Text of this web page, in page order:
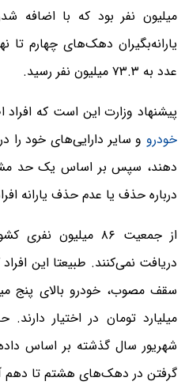
یارانه‌بگیران دهک‌های چهارم تا
عدد به ۷۳.۳ میلیون نفر رسید.
پیشنهاد وزارت این است که افراد
خودرو و سایر دارایی‌های خود را در
درباره حذف یا عدم حذف یارانه
دریافت نمی‌کنند. طبیعتا این
میلیارد تومان در اختیار دارند.
شهریور سال گذشته بر اساس
گرفتن در دهک‌های هشتم تا دهم